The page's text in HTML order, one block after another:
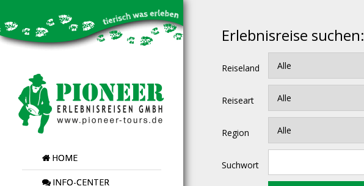
HOME
INFO-CENTER
Erlebnisreise suchen:
Reiseland
Reiseart
Region
Suchwort